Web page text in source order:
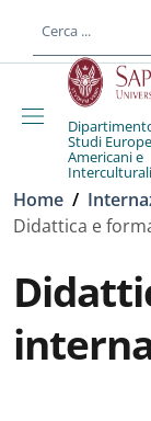
al
Studi
Americani e
Interculturali
Briciole di pane
Home /
Didattica e